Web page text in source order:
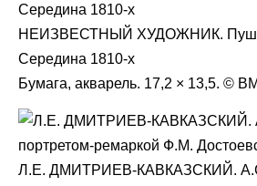
НЕИЗВЕСТНЫЙ ХУДОЖНИК.
Середина 1810-х
Бумага, акварель. 17,2 × 13,5. ©
Л.Е. ДМИТРИЕВ-КАВКАЗСКИЙ.